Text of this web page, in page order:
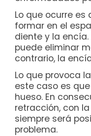
Lo que ocurre es
formar en el
diente y la
puede eliminar
contrario, la
Lo que provoca
este caso es
hueso. En
retracción, con
siempre será
problema.